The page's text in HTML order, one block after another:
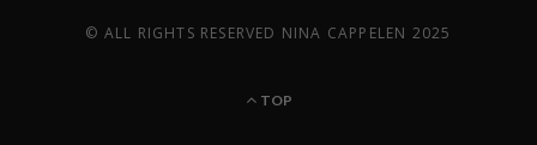
© ALL RIGHTS RESERVED NINA CAPPELEN 2025
TOP